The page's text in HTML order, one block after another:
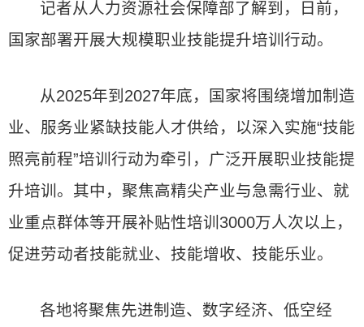
记者从人力资源社会保障部了解到，日前，
国家部署开展大规模职业技能提升培训行动。
从2025年到2027年底，国家将围绕增加制造
业、服务业紧缺技能人才供给，以深入实施“技能
照亮前程”培训行动为牵引，广泛开展职业技能提
升培训。其中，聚焦高精尖产业与急需行业、就
业重点群体等开展补贴性培训3000万人次以上，
促进劳动者技能就业、技能增收、技能乐业。
各地将聚焦先进制造、数字经济、低空经